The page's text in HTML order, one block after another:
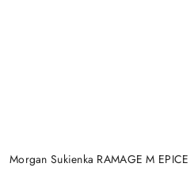
Morgan Sukienka RAMAGE M EPICE